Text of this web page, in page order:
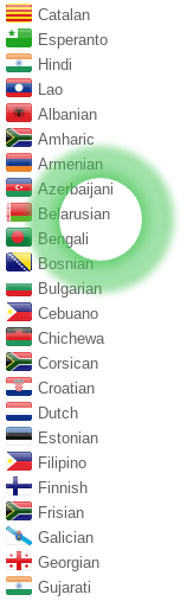
Catalan
Esperanto
Hindi
Lao
Albanian
Amharic
Armenian
Azerbaijani
Belarusian
Bengali
Bosnian
Bulgarian
Cebuano
Chichewa
Corsican
Croatian
Dutch
Estonian
Filipino
Finnish
Frisian
Galician
Georgian
Gujarati